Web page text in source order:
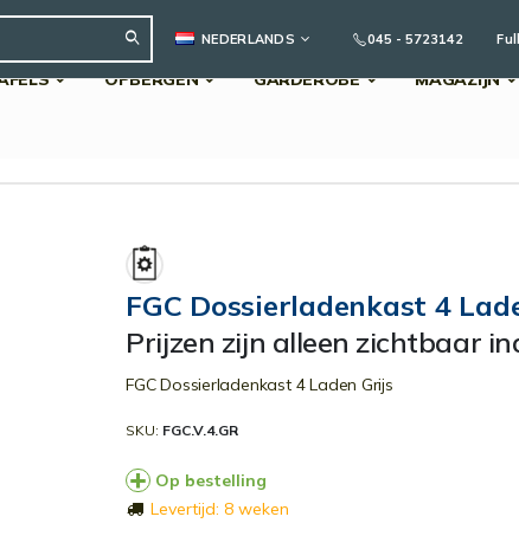
Search
TAALNEDERLANDS 045 - 5723142
OPBERGEN GARDEROBE MAGAZIJN
FGC Dossierladenkast 4
Prijzen zijn alleen zichtbaar
FGC Dossierladenkast 4 Laden Grijs
SKU FGC.V.4.GR
Op bestelling
Levertijd: 8 weken